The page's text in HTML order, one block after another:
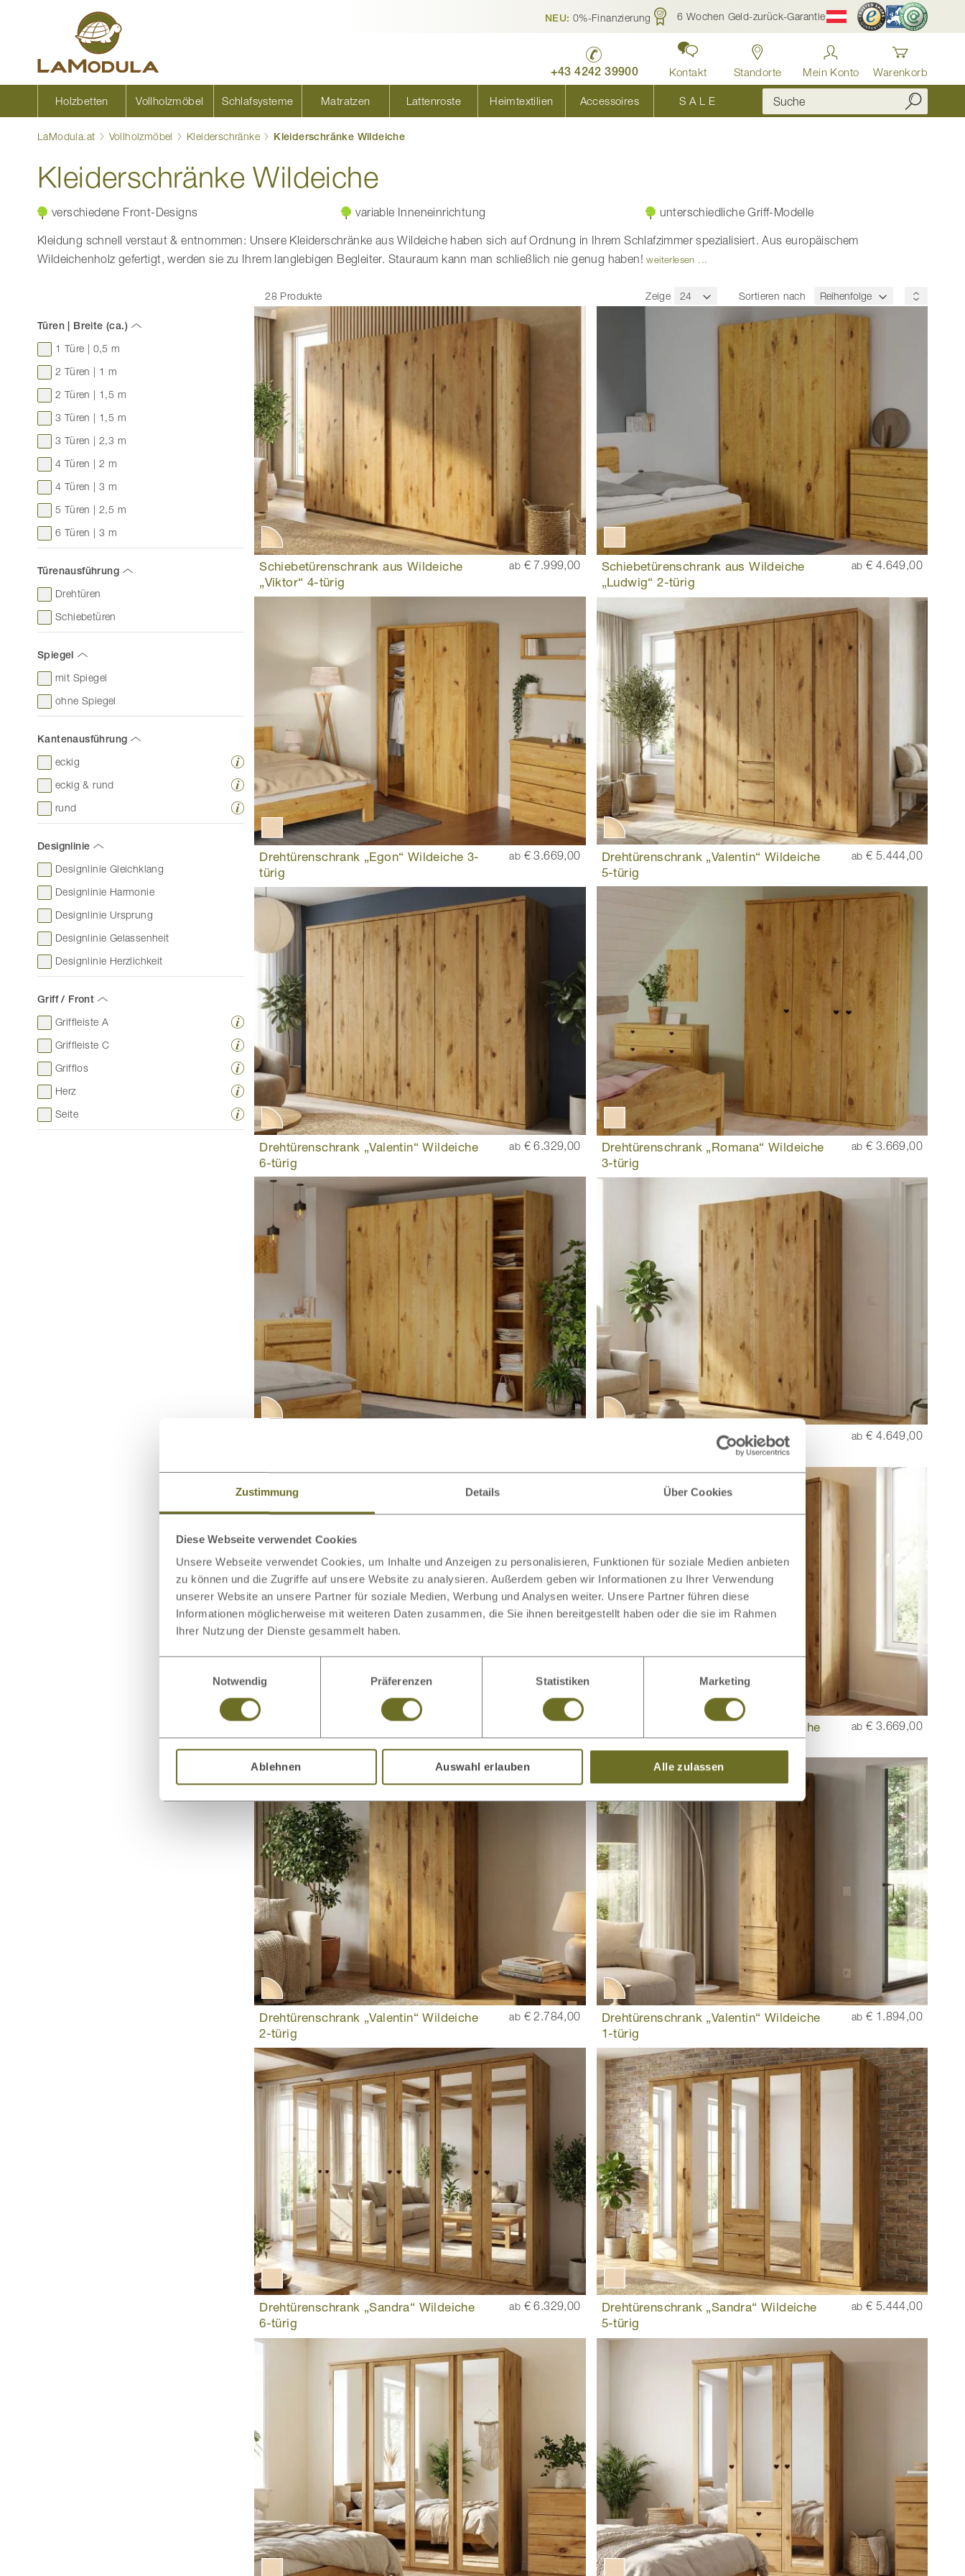
Zustimmung Details Über Cookies
Diese Webseite verwendet Cookies
Unsere Webseite verwendet Cookies, um Inhalte und Anzeigen zu personalisieren, Funktionen für soziale Medien anbieten
zu können und die Zugriffe auf unsere Website zu analysieren. Außerdem geben wir Informationen zu Ihrer Verwendung
unserer Website an unsere Partner für soziale Medien, Werbung und Analysen weiter. Unsere Partner führen diese
Informationen möglicherweise mit weiteren Daten zusammen, die Sie ihnen bereitgestellt haben oder die sie im Rahmen
Ihrer Nutzung der Dienste gesammelt haben.
Notwendig
Präferenzen Statistiken Marketing
Ablehnen Auswahl erlauben Alle zulassen
NEU: 0%-Finanzierung 6 Wochen Geld-zurück-Garantie
Inhalt
+43 4242 39900 Kontakt Standorte Mein Konto Warenkorb
Holzbetten Vollholzmöbel Schlafsysteme Matratzen Lattenroste Heimtextilien Accessoires S A L E
LaModula.at Vollholzmöbel Kleiderschränke Kleiderschränke Wildeiche
Kleiderschränke Wildeiche
verschiedene Front-Designs variable Inneneinrichtung unterschiedliche Griff-Modelle
Kleidung schnell verstaut & entnommen: Unsere Kleiderschränke aus Wildeiche haben sich auf Ordnung in Ihrem Schlafzimmer spezialisiert. Aus europäischem
Wildeichenholz gefertigt, werden sie zu Ihrem langlebigen Begleiter. Stauraum kann man schließlich nie genug haben!weiterlesen ...
28 Produkte Zeige Sortieren nach
Schiebetürenschrank aus Wildeiche
„Viktor“ 4-türig
ab € 7.999,00
Schiebetürenschrank aus Wildeiche
„Ludwig“ 2-türig
ab € 4.649,00
Drehtürenschrank „Egon“ Wildeiche 3-
türig
ab € 3.669,00
Drehtürenschrank „Valentin“ Wildeiche
5-türig
ab € 5.444,00
Drehtürenschrank „Valentin“ Wildeiche
6-türig
ab € 6.329,00
Drehtürenschrank „Romana“ Wildeiche
3-türig
ab € 3.669,00
Schiebetürenschrank aus Wildeiche
ab € 4.649,00
„Ludwig“ 3-türig
€ 5.999,00
Drehtürenschrank „Valentin“ Wildeiche
3-türig
ab € 3.669,00
Drehtürenschrank „Valentin“ Wildeiche
2-türig
ab € 2.784,00
Drehtürenschrank „Valentin“ Wildeiche
1-türig
ab € 1.894,00
Drehtürenschrank „Sandra“ Wildeiche
6-türig
ab € 6.329,00
Drehtürenschrank „Sandra“ Wildeiche
5-türig
ab € 5.444,00
Türen | Breite (ca.)
1 Türe | 0,5 m
2 Türen | 1 m
2 Türen | 1,5 m
3 Türen | 1,5 m
3 Türen | 2,3 m
4 Türen | 2 m
4 Türen | 3 m
5 Türen | 2,5 m
6 Türen | 3 m
Türenausführung
Drehtüren
Schiebetüren
Spiegel
mit Spiegel
ohne Spiegel
Kantenausführung
eckig
eckig & rund
rund
Designlinie
Designlinie Gleichklang
Designlinie Harmonie
Designlinie Ursprung
Designlinie Gelassenheit
Designlinie Herzlichkeit
Griff / Front
Griffleiste A
Griffleiste C
Grifflos
Herz
Seite